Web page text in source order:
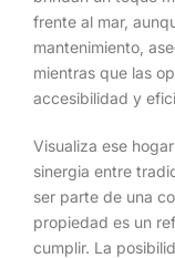
frente al mar,
mantenimiento,
mientras que las
accesibilidad y
Visualiza ese
sinergia entre
ser parte de una
propiedad es un
cumplir. La